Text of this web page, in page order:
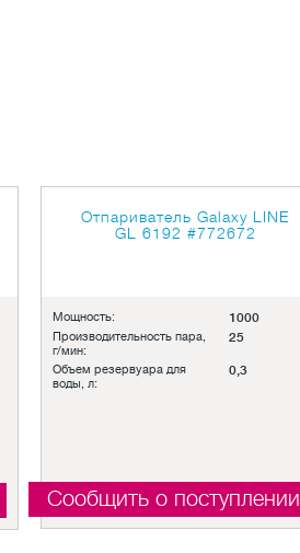
Отпариватель Galaxy LINE
GL 6192 #772672
Мощность: 1000
Производительность пара,
г/мин:
25
Объем резервуара для
воды, л:
0,3
Сообщить о поступлении